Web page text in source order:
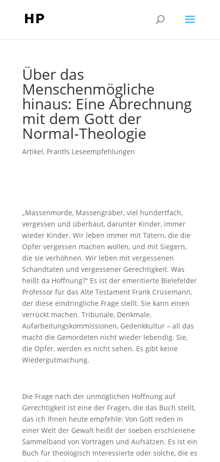
Über das
Menschenmögliche
hinaus: Eine Abrechnung
mit dem Gott der
Normal-Theologie
Artikel, Prantls Leseempfehlungen
„Massenmorde, Massengräber, viel hundertfach,
vergessen und überbaut, darunter Kinder, immer
wieder Kinder. Wir leben immer mit Tätern, die die
Opfer vergessen machen wollen, und mit Siegern,
die sie verhöhnen. Wir leben mit vergessenen
Schandtaten und vergessener Gerechtigkeit. Was
heißt da Hoffnung?“ Es ist der emeritierte Bielefelder
Professor für das Alte Testament Frank Crüsemann,
der diese eindringliche Frage stellt. Sie kann einen
verrückt machen. Tribunale, Denkmale,
Aufarbeitungskommissionen, Gedenkkultur – all das
macht die Gemordeten nicht wieder lebendig. Sie,
die Opfer, werden es nicht sehen. Es gibt keine
Wiedergutmachung.
Die Frage nach der unmöglichen Hoffnung auf
Gerechtigkeit ist eine der Fragen, die das Buch stellt,
das ich Ihnen heute empfehle: Von Gott reden in
einer Welt der Gewalt heißt der soeben erschienene
Sammelband von Vorträgen und Aufsätzen. Es ist ein
Buch für theologisch Interessierte oder solche, die es